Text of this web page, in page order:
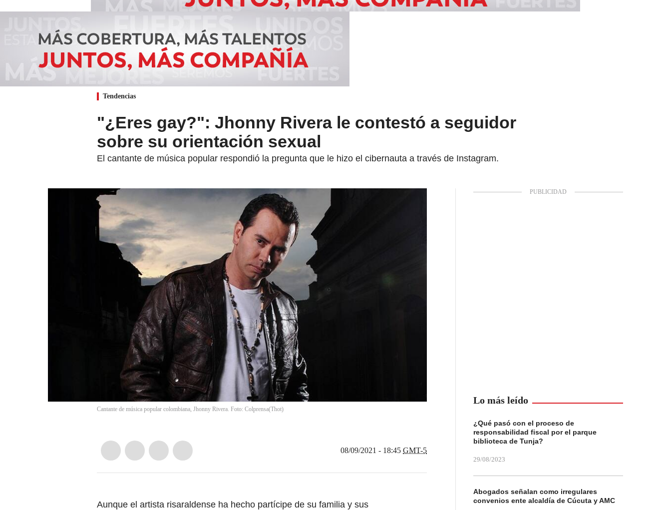
Tendencias
"¿Eres gay?": Jhonny Rivera le contestó a seguidor
sobre su orientación sexual
El cantante de música popular respondió la pregunta que le hizo el cibernauta a través de Instagram.
Cantante de música popular colombiana, Jhonny Rivera. Foto: Colprensa(Thot)
08/09/2021 - 18:45 GMT-5
Aunque el artista risaraldense ha hecho partícipe de su familia y sus
Lo más leído
¿Qué pasó con el proceso de
responsabilidad fiscal por el parque
biblioteca de Tunja?
29/08/2023
Abogados señalan como irregulares
convenios ente alcaldía de Cúcuta y AMC